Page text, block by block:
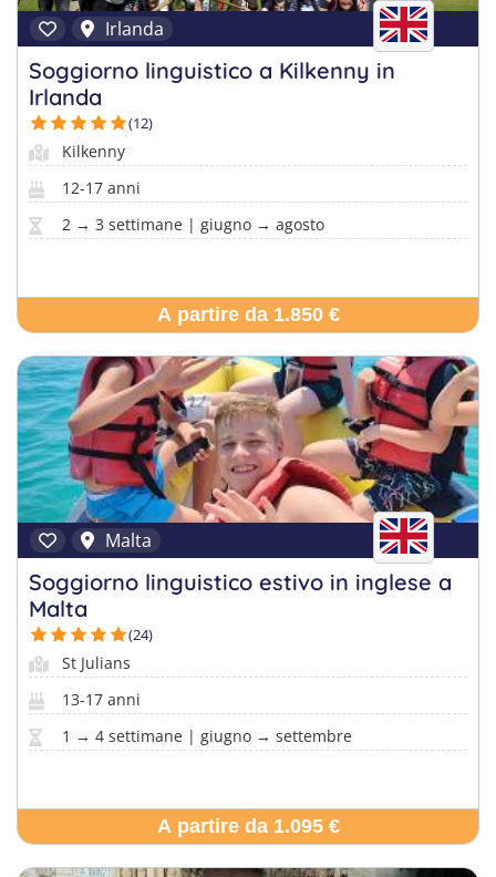
Irlanda
Soggiorno linguistico a Kilkenny in
Irlanda
(12)
Kilkenny
12-17 anni
2 → 3 settimane | giugno → agosto
A partire da 1.850 €
Malta
Soggiorno linguistico estivo in inglese a
Malta
(24)
St Julians
13-17 anni
1 → 4 settimane | giugno → settembre
A partire da 1.095 €